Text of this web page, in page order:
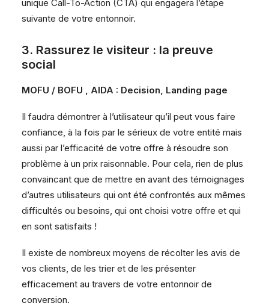
unique Call-To-Action (CTA) qui engagera l’étape
suivante de votre entonnoir.
3. Rassurez le visiteur : la preuve
social
MOFU / BOFU , AIDA : Decision, Landing page
Il faudra démontrer à l’utilisateur qu’il peut vous faire
confiance, à la fois par le sérieux de votre entité mais
aussi par l’efficacité de votre offre à résoudre son
problème à un prix raisonnable. Pour cela, rien de plus
convaincant que de mettre en avant des témoignages
d’autres utilisateurs qui ont été confrontés aux mêmes
difficultés ou besoins, qui ont choisi votre offre et qui
en sont satisfaits !
Il existe de nombreux moyens de récolter les avis de
vos clients, de les trier et de les présenter
efficacement au travers de votre entonnoir de
conversion.